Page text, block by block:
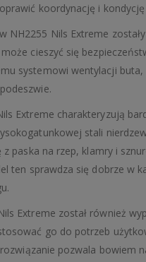
koordynację i
NH2255 Nils Extreme
cieszyć się
systemowi wentylacji
Extreme charakteryzują
stali
z paska na rzep, klamry i
ten sprawdza się dobrze w
Extreme został również
go do potrzeb
pozwala bowiem